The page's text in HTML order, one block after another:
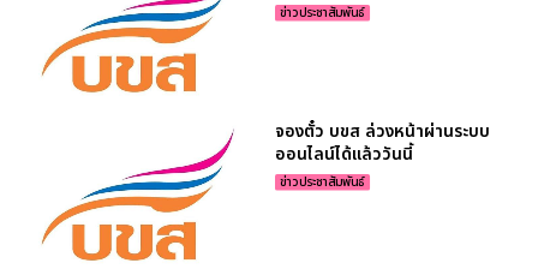
ข่าวประชาสัมพันธ์
จองตั๋ว บขส ล่วงหน้าผ่านระบบ
ออนไลน์ได้แล้ววันนี้
ข่าวประชาสัมพันธ์